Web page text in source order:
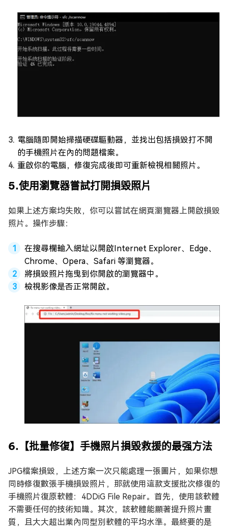
電腦隨即開始掃描硬碟驅動器，並找出包括損毀打不開
的手機照片在內的問題檔案。
重啟你的電腦，修復完成後即可重新檢視相關照片。
5.使用瀏覽器嘗試打開損毀照片
如果上述方案均失敗，你可以嘗試在網頁瀏覽器上開啟損毀
照片。操作步驟：
在搜尋欄輸入網址以開啟Internet Explorer、Edge、
Chrome、Opera、Safari 等瀏覽器。
將損毀照片拖曳到你開啟的瀏覽器中。
檢視影像是否正常開啟。
6.【批量修復】手機照片損毀救援的最强方法
JPG檔案損毀，上述方案一次只能處理一張圖片，如果你想
同時修復數張手機損毀照片，那就使用這款支援批次修復的
手機照片復原軟體：4DDiG File Repair。首先，使用該軟體
不需要任何的技術知識。其次，該軟體能顯著提升照片畫
質，且大大超出業內同型別軟體的平均水準。最終要的是